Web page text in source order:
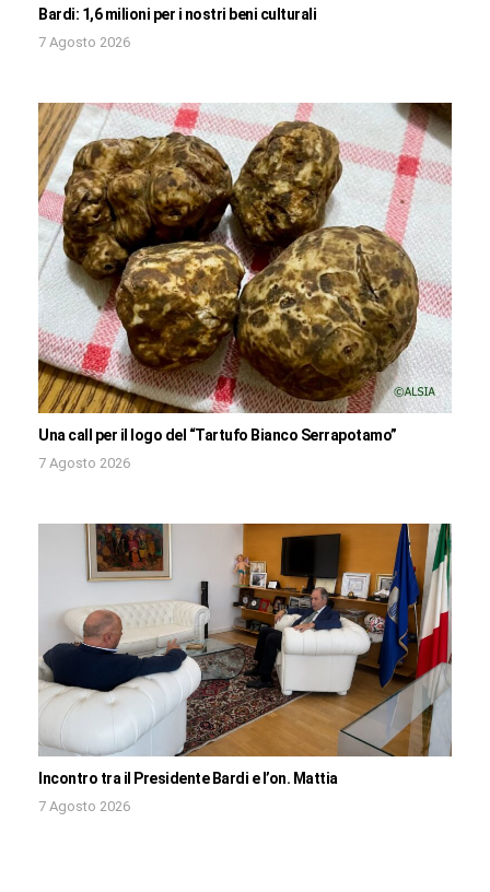
Bardi: 1,6 milioni per i nostri beni culturali
7 Agosto 2026
Una call per il logo del “Tartufo Bianco Serrapotamo”
7 Agosto 2026
Incontro tra il Presidente Bardi e l’on. Mattia
7 Agosto 2026